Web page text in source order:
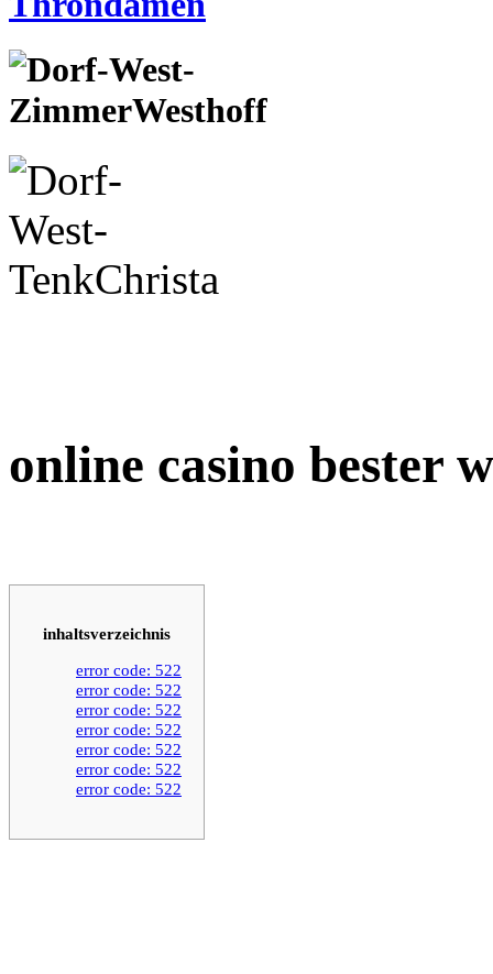
online casino bester
inhaltsverzeichnis
error code: 522
error code: 522
error code: 522
error code: 522
error code: 522
error code: 522
error code: 522